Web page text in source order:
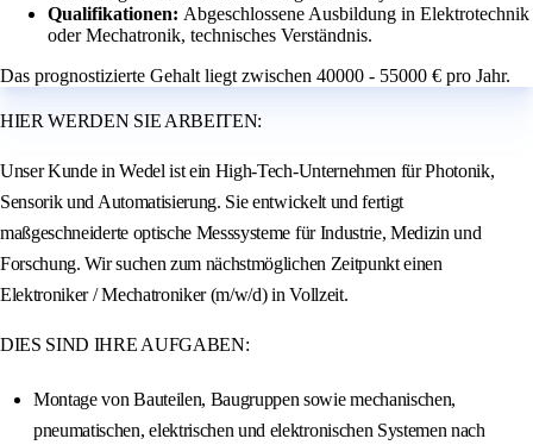
Qualifikationen: Abgeschlossene Ausbildung in Elektrotechnik
oder Mechatronik, technisches Verständnis.
Das prognostizierte Gehalt liegt zwischen 40000 - 55000 € pro Jahr.
HIER WERDEN SIE ARBEITEN:
Unser Kunde in Wedel ist ein High-Tech-Unternehmen für Photonik,
Sensorik und Automatisierung. Sie entwickelt und fertigt
maßgeschneiderte optische Messsysteme für Industrie, Medizin und
Forschung. Wir suchen zum nächstmöglichen Zeitpunkt einen
Elektroniker / Mechatroniker (m/w/d) in Vollzeit.
DIES SIND IHRE AUFGABEN:
Montage von Bauteilen, Baugruppen sowie mechanischen,
pneumatischen, elektrischen und elektronischen Systemen nach